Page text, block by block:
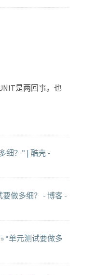
是两回事。也
细？” | 酷壳 -
做多细？ - 博客 -
“单元测试要做多